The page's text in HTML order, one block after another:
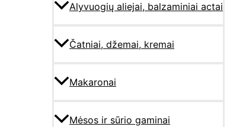
Alyvuogių aliejai, balzaminiai actai
Čatniai, džemai, kremai
Makaronai
Mėsos ir sūrio gaminai